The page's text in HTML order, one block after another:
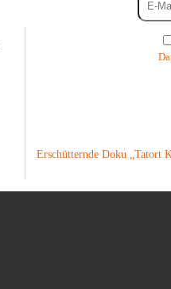
Erschütternde Doku „Tatort